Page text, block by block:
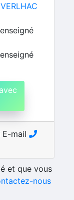
E-mail
et que vous
nous